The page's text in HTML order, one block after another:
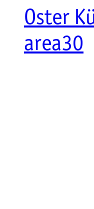
Oster
area30